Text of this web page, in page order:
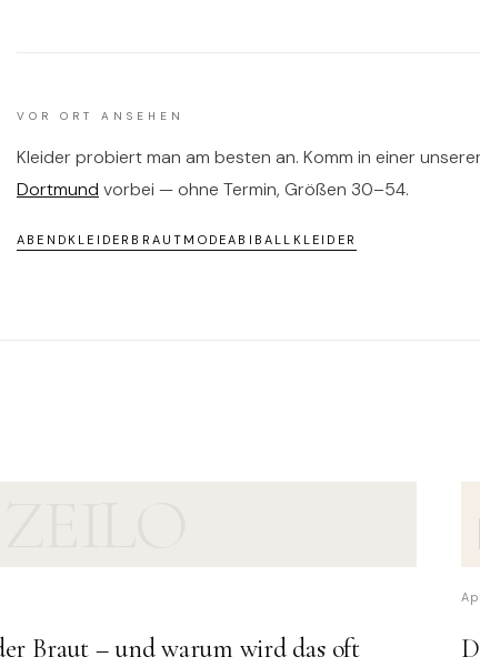
VOR ORT ANSEHEN
Kleider probiert man am besten an. Komm in einer
Dortmund vorbei — ohne Termin, Größen 30–54.
ABENDKLEIDER BRAUTMODEABIBALLKLEIDER
Braut – und warum wird das oft